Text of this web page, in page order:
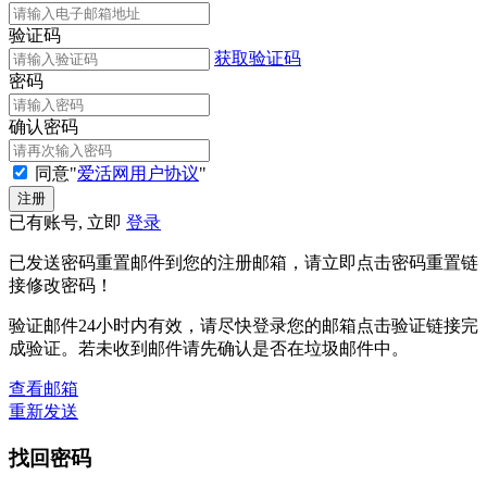
验证码
获取验证码
密码
确认密码
同意"爱活网用户协议"
已有账号, 立即 登录
已发送密码重置邮件到您的注册邮箱，请立即点击密码重置链
接修改密码！
验证邮件24小时内有效，请尽快登录您的邮箱点击验证链接完
成验证。若未收到邮件请先确认是否在垃圾邮件中。
查看邮箱
重新发送
找回密码